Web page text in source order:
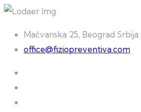
Mačvanska 25, Beograd Srbija
office@fiziopreventiva.com